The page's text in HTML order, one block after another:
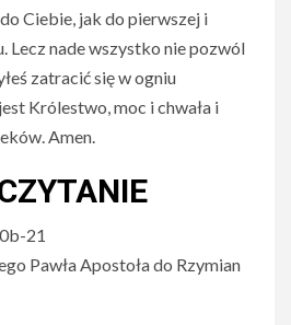
Ciebie, jak do pierwszej i
Lecz nade wszystko nie pozwól
zatracić się w ogniu
Królestwo, moc i chwała i
Amen.
21
Pawła Apostoła do Rzymian